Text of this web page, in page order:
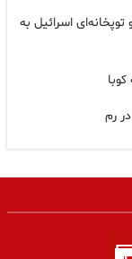
و توپخانه‌ای اسرائیل به
رم